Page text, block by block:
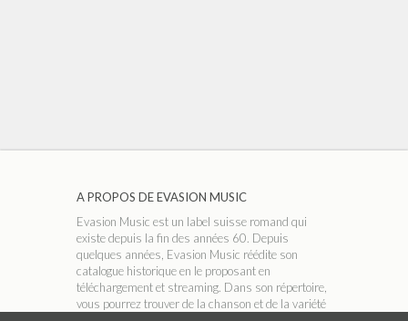
A PROPOS DE EVASION MUSIC
Evasion Music est un label suisse romand qui
existe depuis la fin des années 60. Depuis
quelques années, Evasion Music réédite son
catalogue historique en le proposant en
téléchargement et streaming. Dans son répertoire,
vous pourrez trouver de la chanson et de la variété